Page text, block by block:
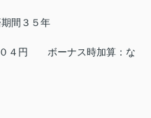
期間３５年
０４円 ボーナス時加算：な